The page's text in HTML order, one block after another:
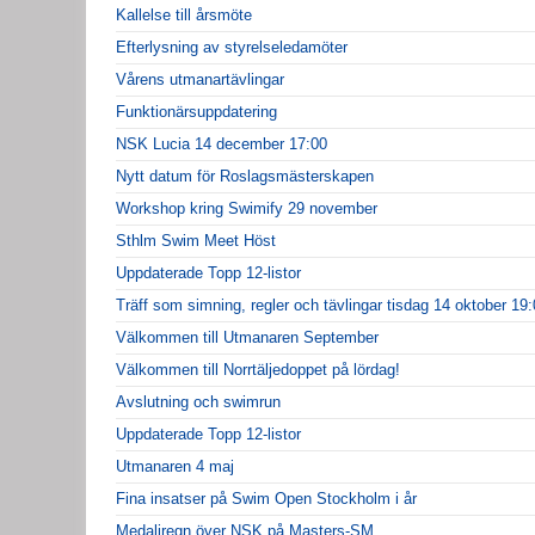
Kallelse till årsmöte
Efterlysning av styrelseledamöter
Vårens utmanartävlingar
Funktionärsuppdatering
NSK Lucia 14 december 17:00
Nytt datum för Roslagsmästerskapen
Workshop kring Swimify 29 november
Sthlm Swim Meet Höst
Uppdaterade Topp 12-listor
Träff som simning, regler och tävlingar tisdag 14 oktober
Välkommen till Utmanaren September
Välkommen till Norrtäljedoppet på lördag!
Avslutning och swimrun
Uppdaterade Topp 12-listor
Utmanaren 4 maj
Fina insatser på Swim Open Stockholm i år
Medaljregn över NSK på Masters-SM